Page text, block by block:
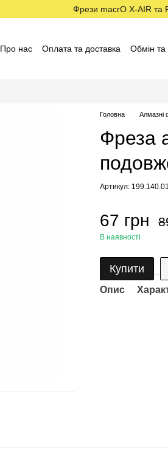
Фрези macrO X-AIR та
Про нас Оплата та доставка Обмін та
Головна Алмазні
Фреза
Артикул:
67 грн
В наявності
Купити
Опис